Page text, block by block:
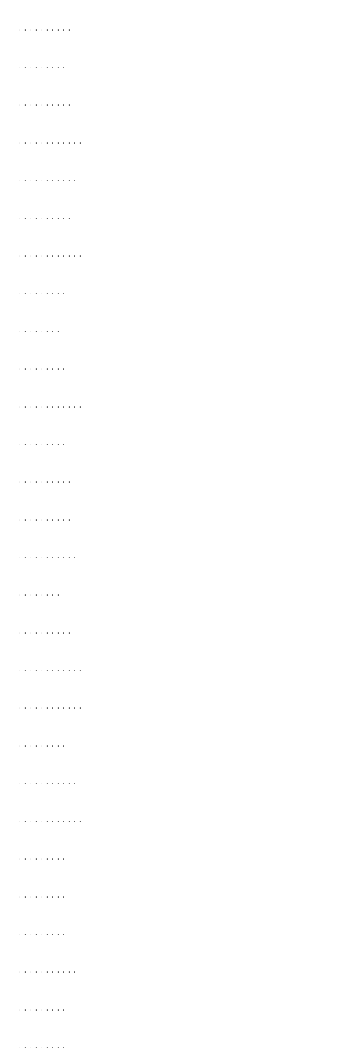
. . . . . . . . . .
. . . . . . . . .
. . . . . . . . . .
. . . . . . . . . . . .
. . . . . . . . . . .
. . . . . . . . . .
. . . . . . . . . . . .
. . . . . . . . .
. . . . . . . .
. . . . . . . . .
. . . . . . . . . . . .
. . . . . . . . .
. . . . . . . . . .
. . . . . . . . . .
. . . . . . . . . . .
. . . . . . . .
. . . . . . . . . .
. . . . . . . . . . . .
. . . . . . . . . . . .
. . . . . . . . .
. . . . . . . . . . .
. . . . . . . . . . . .
. . . . . . . . .
. . . . . . . . .
. . . . . . . . .
. . . . . . . . . . .
. . . . . . . . .
. . . . . . . . .